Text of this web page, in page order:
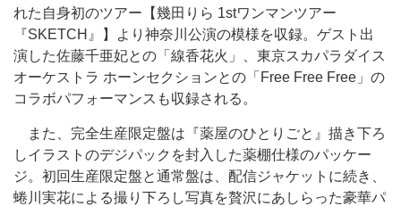
れた自身初のツアー【幾田りら 1stワンマンツアー
『SKETCH』】より神奈川公演の模様を収録。ゲスト出
演した佐藤千亜妃との「線香花火」、東京スカパラダイス
オーケストラ ホーンセクションとの「Free Free Free」の
コラボパフォーマンスも収録される。
また、完全生産限定盤は『薬屋のひとりごと』描き下ろ
しイラストのデジパックを封入した薬棚仕様のパッケー
ジ。初回生産限定盤と通常盤は、配信ジャケットに続き、
蜷川実花による撮り下ろし写真を贅沢にあしらった豪華パ